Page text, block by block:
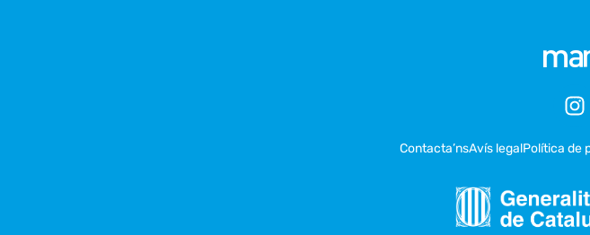
Contacta’nsAvís legalPolítica de